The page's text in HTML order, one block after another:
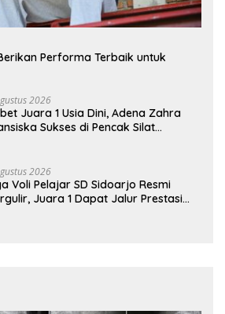
Performa Terbaik untuk
2026
Juara 1 Usia Dini, Adena Zahra
Sukses di Pencak Silat
2026
Voli Pelajar SD Sidoarjo Resmi
Juara 1 Dapat Jalur Prestasi